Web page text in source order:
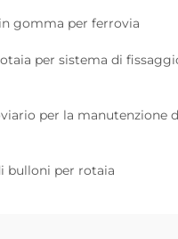
gomma per ferrovia
per sistema di
per la manutenzione
bulloni per rotaia